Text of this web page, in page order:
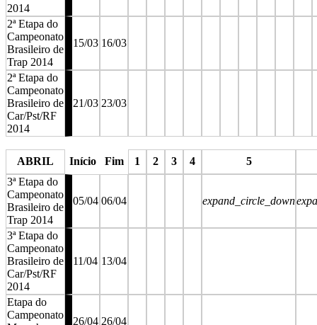
2014
2ª Etapa do
Campeonato
Brasileiro de
Trap 2014
15/03 16/03
2ª Etapa do
Campeonato
Brasileiro de
Car/Pst/RF
2014
21/03 23/03
ABRIL
Início Fim 1 2 3 4
5
3ª Etapa do
Campeonato
Brasileiro de
Trap 2014
05/04 06/04 expand_circle_down
3ª Etapa do
Campeonato
Brasileiro de
Car/Pst/RF
2014
11/04 13/04
Etapa do
Campeonato
26/04 26/04